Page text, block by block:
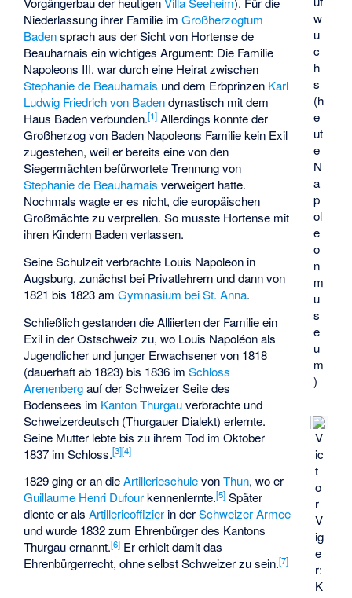
w
u
c
h
s
(h
e
ut
e
N
a
p
ol
e
o
n
m
u
s
e
u
m
)
V
ic
t
o
r
V
ig
e
r:
K
Niederlassung ihrer Familie imGroßherzogtum
Badensprach aus der Sicht von Hortense de
Beauharnais ein wichtiges Argument: Die Familie
Napoleons III. war durch eine Heirat zwischen
Stephanie de Beauharnais und dem Erbprinzen Karl
Ludwig Friedrich von Badendynastisch mit dem
Haus Baden verbunden.[1] Allerdings konnte der
Großherzog von Baden Napoleons Familie kein Exil
zugestehen, weil er bereits eine von den
Siegermächten befürwortete Trennung von
Stephanie de Beauharnais verweigert hatte.
Nochmals wagte er es nicht, die europäischen
Großmächte zu verprellen. So musste Hortense mit
ihren Kindern Baden verlassen.
Seine Schulzeit verbrachte Louis Napoleon in
Augsburg, zunächst bei Privatlehrern und dann von
1821 bis 1823 amGymnasium bei St. Anna.
Schließlich gestanden die Alliierten der Familie ein
Exil in der Ostschweiz zu, wo Louis Napoléon als
Jugendlicher und junger Erwachsener von 1818
(dauerhaft ab 1823) bis 1836 imSchloss
Arenenbergauf der Schweizer Seite des
Bodensees im Kanton Thurgauverbrachte und
Schweizerdeutsch (Thurgauer Dialekt) erlernte.
Seine Mutter lebte bis zu ihrem Tod im Oktober
1837 im Schloss.[3][4]
1829 ging er an dieArtillerieschulevonThun, wo er
Guillaume Henri Dufourkennenlernte.[5] Später
diente er alsArtillerieoffizier in derSchweizer Armee
und wurde 1832 zum Ehrenbürger des Kantons
Thurgau ernannt.[6] Er erhielt damit das
Ehrenbürgerrecht, ohne selbst Schweizer zu sein.[7]